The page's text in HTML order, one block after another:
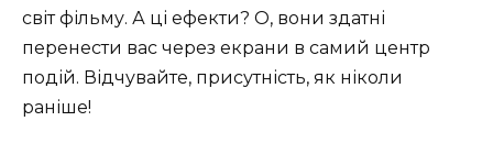
світ фільму. А ці ефекти? О, вони здатні
перенести вас через екрани в самий центр
подій. Відчувайте, присутність, як ніколи
раніше!